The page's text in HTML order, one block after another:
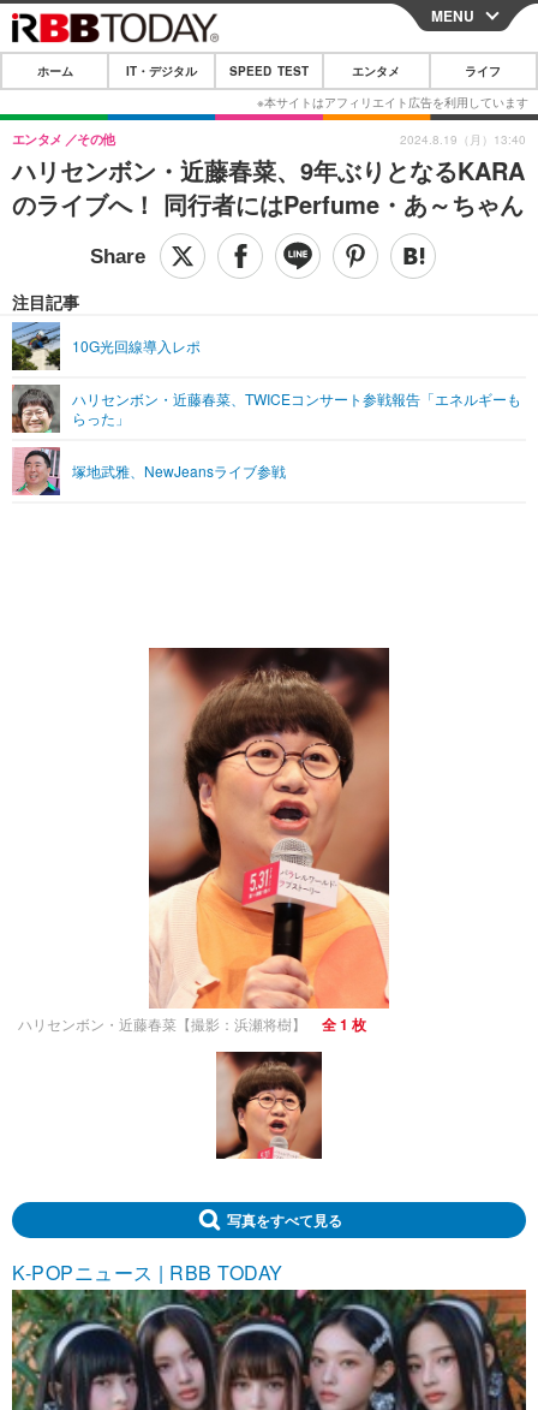
CLOSE
ホーム
IT・デジタル
IT・デジタルTOP スマートフォン
ガジェット・ツール
ショッピング その他
SPEED TEST
エンタメTOP 映画・ドラマ
グラビア
ショッピング
ライフTOP
その他
リリース一覧
プッシュ通知の停止方法
MENU
ホーム IT・デジタル SPEED TEST エンタメ ライフ
ハリセンボン・近藤春菜、9年ぶりとなるKARA
のライブへ！ 同行者にはPerfume・あ～ちゃん
エンタメ その他
注目記事
10G光回線導入レポ
ハリセンボン・近藤春菜、TWICEコンサート参戦報告「エネルギーも
らった」
塚地武雅、NewJeansライブ参戦
2024.8.19（月）13:40
ハリセンボン・近藤春菜【撮影：浜瀬将樹】 全 1 枚
写真をすべて見る
K-POPニュース | RBB TODAY